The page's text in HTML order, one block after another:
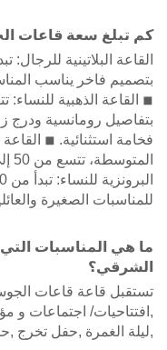
كم تبلغ سعة قاعات
بتصميم فاخر يناسب
بتفاصيل رومانسية
فخامة استثنائية. ◾
للمناسبات الصغيرة
ما هي المناسبات
الشرقي؟
تستقبل قاعة قاعات
,افتتاحيات/ اجتماعات و
,ليلة الغمرة ,حفل تخرج